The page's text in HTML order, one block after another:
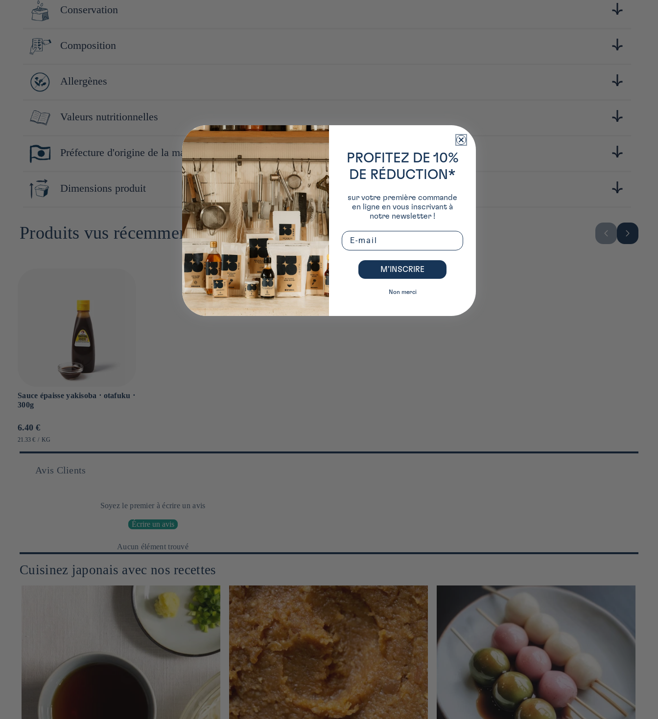
Fondée à Hiroshima en 1922 sous le nom de Sasaki Shoten, Otafuku Foods, Inc. trouve ses origines dans le commerce de saké et de sauce soja. L’entreprise lance successivement, dans les années 50,
une sauce Worcestershire et une sauce okonomiyaki, au moment où les okonomiyaki gagnent en popularité au Japon. Il s’agit aujourd’hui de l’un des principaux fabricants de sauces d’assaisonnement
Conservation
Conserver à l'abri de la lumière et de la chaleur. Après ouverture : Refermer hermétiquement.
Composition
sirop de glucose-fructose, sucre, sel, sauce soja, vinaigre blanc distillé, purée de tomate, épaississant E1414, E415, purée d'oignon, épices, extrait de levure, purée de pomme, extrait de carotte, extrait
d'oignon, shiitaké en poudre, ail en poudre, jus de datte concentré, oignon en poudre.
Allergènes
Soja Valeurs nutritionnelles
Pour 36g (2 CS) :
Énergie : 45kcal/188kj
Lipides : 0g
Dont acides gras saturés : g
Sel : 1.06g
Préfecture d'origine de la marque
Hiroshima
Dimensions produit
Produits vus récemment
Sauce épaisse yakisoba ⋅ otafuku ⋅
300g
Prix
habituel
6.40 €
PRIX
21.33 € / PAR
KG
Avis Clients
Soyez le premier à écrire un avis
Écrire un avis
Aucun élément trouvé
Cuisinez japonais avec nos recettes
PROFITEZ DE 10%
DE RÉDUCTION*
sur votre première commande
en ligne en vous inscrivant à
notre newsletter !
Email
M’INSCRIRE
Non merci